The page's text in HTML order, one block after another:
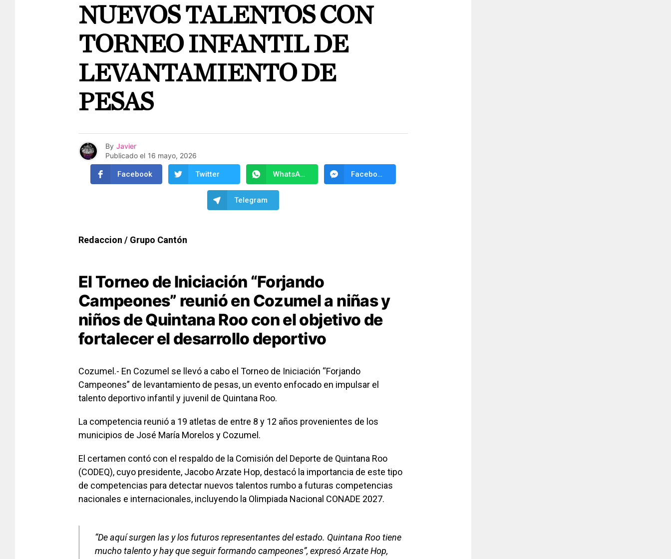
NUEVOS TALENTOS CON
TORNEO INFANTIL DE
LEVANTAMIENTO DE
PESAS
By Javier
Publicado el 16 mayo, 2026
Facebook Twitter WhatsApp Facebook Messenger
Telegram
Redaccion / Grupo Cantón
El Torneo de Iniciación “Forjando
Campeones” reunió en Cozumel a niñas y
niños de Quintana Roo con el objetivo de
fortalecer el desarrollo deportivo
Cozumel.- En Cozumel se llevó a cabo el Torneo de Iniciación “Forjando
Campeones” de levantamiento de pesas, un evento enfocado en impulsar el
talento deportivo infantil y juvenil de Quintana Roo.
La competencia reunió a 19 atletas de entre 8 y 12 años provenientes de los
municipios de José María Morelos y Cozumel.
El certamen contó con el respaldo de la Comisión del Deporte de Quintana Roo
(CODEQ), cuyo presidente, Jacobo Arzate Hop, destacó la importancia de este tipo
de competencias para detectar nuevos talentos rumbo a futuras competencias
nacionales e internacionales, incluyendo la Olimpiada Nacional CONADE 2027.
“De aquí surgen las y los futuros representantes del estado. Quintana Roo tiene
mucho talento y hay que seguir formando campeones”, expresó Arzate Hop,